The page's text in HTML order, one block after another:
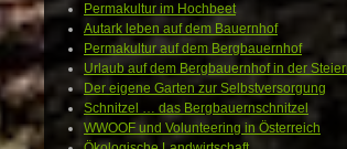
Permakultur im Hochbeet
Autark leben auf dem Bauernhof
Permakultur auf dem Bergbauernhof
Urlaub auf dem Bergbauernhof in der
Der eigene Garten zur Selbstversorgung
Schnitzel … das Bergbauernschnitzel
WWOOF und Volunteering in Österreich